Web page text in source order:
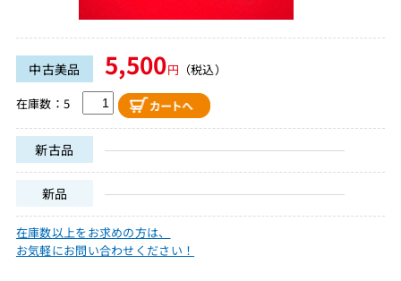
中古美品 5,500円 （税込）
在庫数：5
新古品
新品
在庫数以上をお求めの方は、
お気軽にお問い合わせください！